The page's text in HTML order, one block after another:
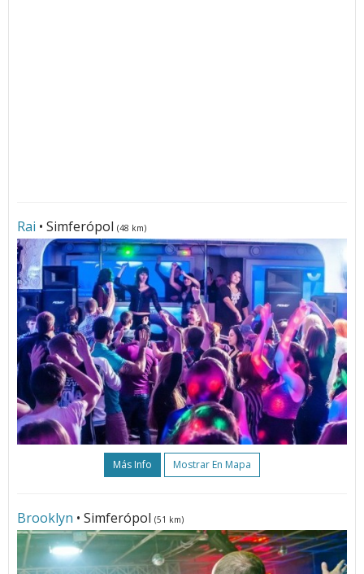
Rai • Simferópol (48 km)
Más Info Mostrar En Mapa
Brooklyn • Simferópol (51 km)